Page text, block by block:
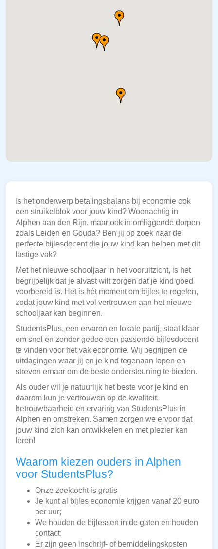
Is het onderwerp betalingsbalans bij economie ook
een struikelblok voor jouw kind? Woonachtig in
Alphen aan den Rijn, maar ook in omliggende dorpen
zoals Leiden en Gouda? Ben jij op zoek naar de
perfecte bijlesdocent die jouw kind kan helpen met dit
lastige vak?
Met het nieuwe schooljaar in het vooruitzicht, is het
begrijpelijk dat je alvast wilt zorgen dat je kind goed
voorbereid is. Het is hét moment om bijles te regelen,
zodat jouw kind met vol vertrouwen aan het nieuwe
schooljaar kan beginnen.
StudentsPlus, een ervaren en lokale partij, staat klaar
om snel en zonder gedoe een passende bijlesdocent
te vinden voor het vak economie. Wij begrijpen de
uitdagingen waar jij en je kind tegenaan lopen en
streven ernaar om de beste ondersteuning te bieden.
Als ouder wil je natuurlijk het beste voor je kind en
daarom kun je vertrouwen op de kwaliteit,
betrouwbaarheid en ervaring van StudentsPlus in
Alphen en omstreken. Samen zorgen we ervoor dat
jouw kind zich kan ontwikkelen en met plezier kan
leren!
Waarom kiezen ouders in Alphen
voor StudentsPlus?
Onze zoektocht is gratis
Je kunt al bijles economie krijgen vanaf 20 euro
per uur;
We houden de bijlessen in de gaten en houden
contact;
Er zijn geen inschrijf- of bemiddelingskosten